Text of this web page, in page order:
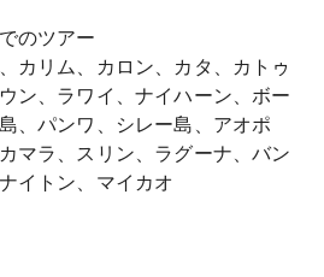
のツアー
カリム、カロン、カタ、カトゥ
ン、ラワイ、ナイハーン、ボー
、パンワ、シレー島、アオポ
マラ、スリン、ラグーナ、バン
イトン、マイカオ